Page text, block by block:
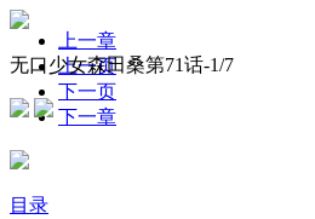
无口少女森田桑第71话-1/7
上一章
上一页
下一页
下一章
目录